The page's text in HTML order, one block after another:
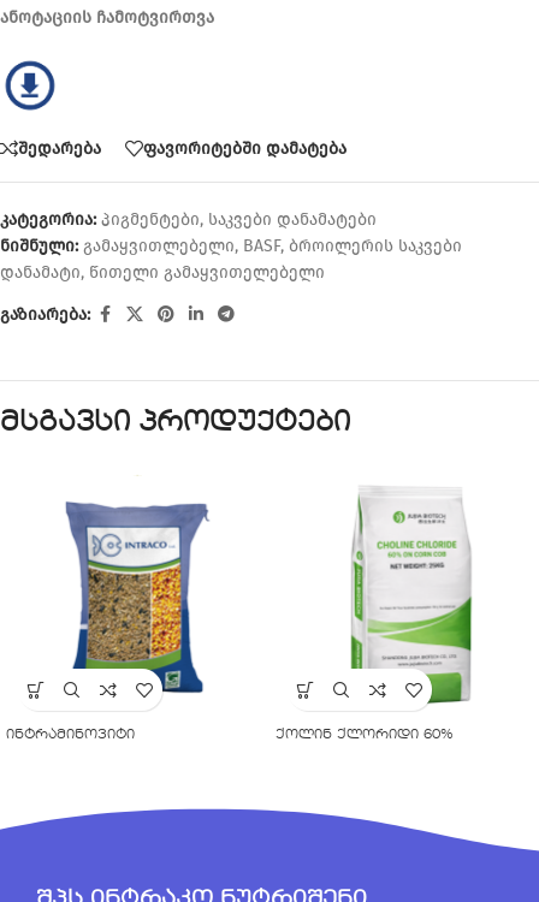
ანოტაციის ჩამოტვირთვა
შედარება ფავორიტებში დამატება
კატეგორია: პიგმენტები, საკვები დანამატები
ნიშნული: გამაყვითლებელი, BASF, ბროილერის საკვები
დანამატი, წითელი გამაყვითელებელი
გაზიარება:
მსგავსი პროდუქტები
ინტრამინოვიტი ქოლინ ქლორიდი 60%